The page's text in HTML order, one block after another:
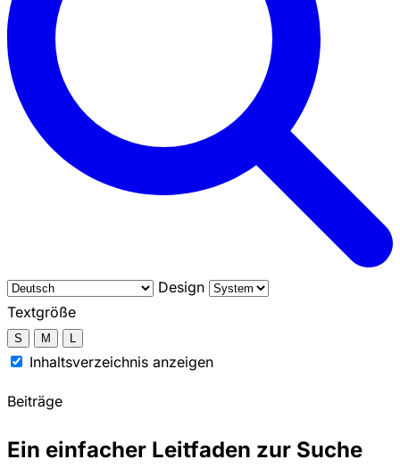
Design
Textgröße
S M L
Inhaltsverzeichnis anzeigen
Beiträge
Ein einfacher Leitfaden zur Suche